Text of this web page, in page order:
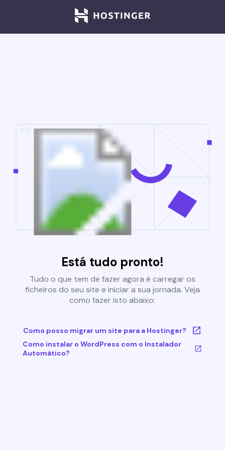
Está tudo pronto!
Tudo o que tem de fazer agora é carregar os
ficheiros do seu site e iniciar a sua jornada. Veja
como fazer isto abaixo:
Como posso migrar um site para a Hostinger?
Como instalar o WordPress com o Instalador
Automático?